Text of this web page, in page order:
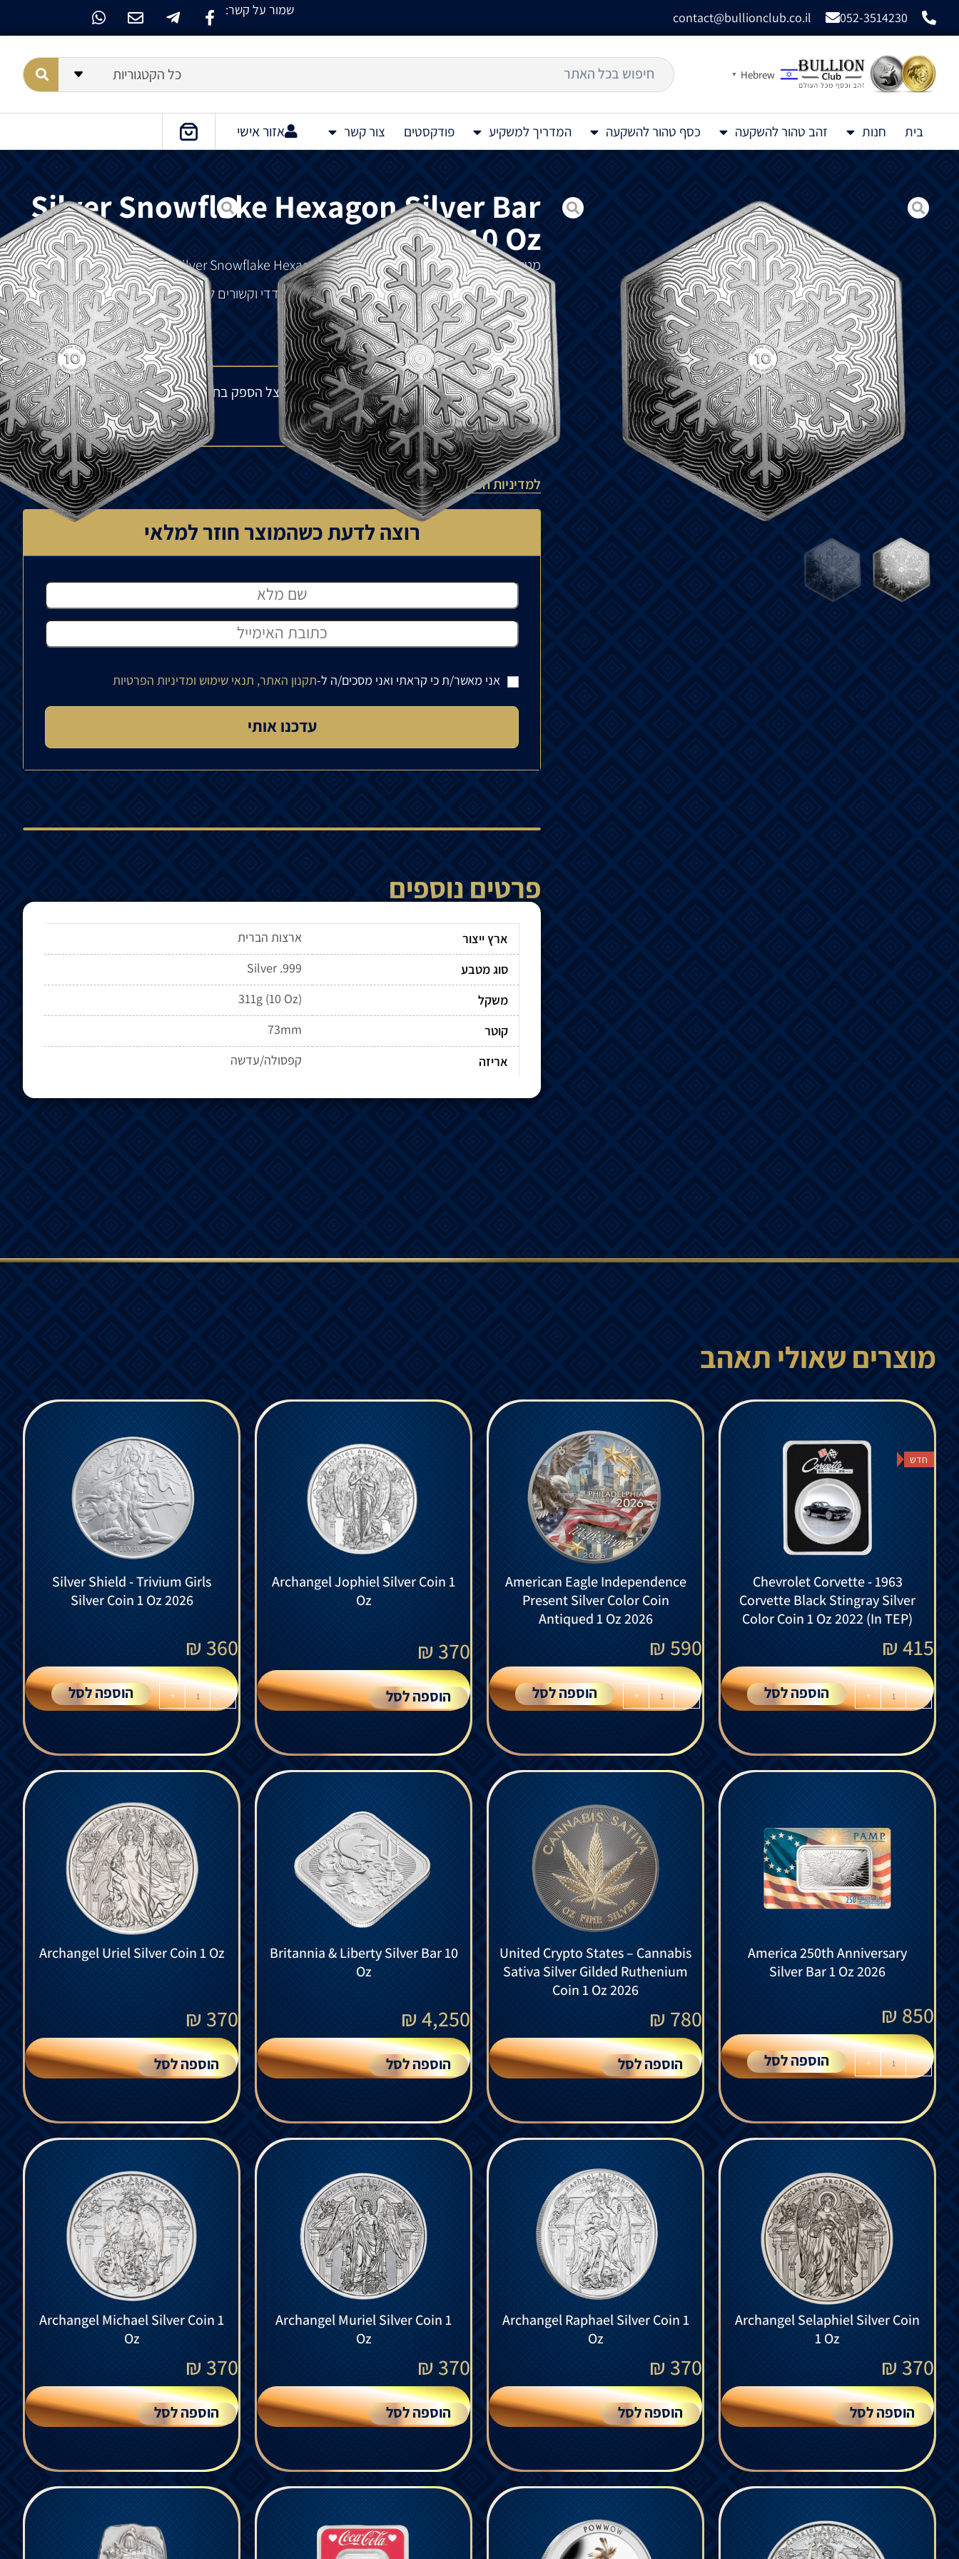
052-3514230
contact@bullionclub.co.il שמור על קשר:
Hebrew
▼ כל הקטגוריות
בית חנות זהב טהור להשקעה כסף טהור להשקעה המדריך למשקיע פודקסטים צור קשר אזור אישי
Silver Snowflake Hexagon Silver Bar
10 Oz
מטילכסףפתיתשלגבצורתמשושהSilver Snowflake Hexagon 10 Oz.
פתיתישלגמסמליםאינדיבידואליות,שלמותוחיבורהדדי וקשורים לחורףולעונתהחגים.
5,500
₪ להזמנה מיוחדת
המחיר עשוי להשתנות בהתאם לזמינות המלאי אצל הספק בחו"ל ולתנודות בשוק העולמי. הפער
יכול לנוע בין 15% ל-35%.
למדיניות המשלוחים
רוצה לדעת כשהמוצר חוזר למלאי
אני מאשר/ת כי קראתי ואני מסכים/ה ל-תקנון האתר, תנאי שימוש ומדיניות הפרטיות
פרטים נוספים
ארץ ייצור
ארצות הברית
סוג מטבע
Silver .999
משקל
311g (10 Oz)
קוטר
73mm
אריזה
קפסולה/עדשה
מוצרים שאולי תאהב
חדש
Chevrolet Corvette - 1963
Corvette Black Stingray Silver
Color Coin 1 Oz 2022 (In TEP)
415
₪
-
+ הוספה לסל
American Eagle Independence
Present Silver Color Coin
Antiqued 1 Oz 2026
590
₪
-
+ הוספה לסל
Archangel Jophiel Silver Coin 1
Oz
370
₪
הוספה לסל
Silver Shield - Trivium Girls
Silver Coin 1 Oz 2026
360
₪
-
+ הוספה לסל
America 250th Anniversary
Silver Bar 1 Oz 2026
850
₪
-
+ הוספה לסל
United Crypto States – Cannabis
Sativa Silver Gilded Ruthenium
Coin 1 Oz 2026
780
₪
הוספה לסל
Britannia & Liberty Silver Bar 10
Oz
4,250
₪
הוספה לסל
Archangel Uriel Silver Coin 1 Oz
370
₪
הוספה לסל
Archangel Selaphiel Silver Coin
1 Oz
370
₪
הוספה לסל
Archangel Raphael Silver Coin 1
Oz
370
₪
הוספה לסל
Archangel Muriel Silver Coin 1
Oz
370
₪
הוספה לסל
Archangel Michael Silver Coin 1
Oz
370
₪
הוספה לסל